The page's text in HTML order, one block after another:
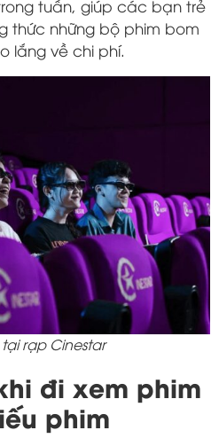
tuần, giúp các bạn trẻ
thức những bộ phim bom
lắng về chi phí.
rạp Cinestar
đi xem phim
phim